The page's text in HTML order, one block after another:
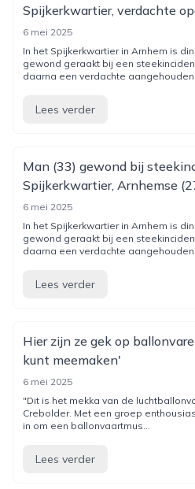
Spijkerkwartier, verdachte
6 mei 2025
In het Spijkerkwartier in Arnhem is
gewond geraakt bij een
daarna een verdachte
Lees verder
Man (33) gewond bij
Spijkerkwartier, Arnhemse
6 mei 2025
In het Spijkerkwartier in Arnhem is
gewond geraakt bij een
daarna een verdachte
Lees verder
Hier zijn ze gek op
kunt meemaken'
6 mei 2025
"Dit is het mekka van de
Crebolder. Met een groep
in om een ballonvaartmus...
Lees verder